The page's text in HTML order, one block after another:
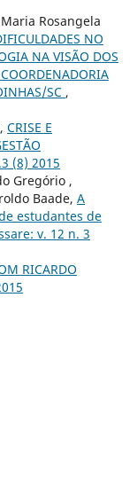
Rosangela
NO
NA VISÃO DOS
SC ,
CRISE E
(8) 2015
Gregório ,
Baade, A
estudantes de
v. 12 n. 3
RICARDO